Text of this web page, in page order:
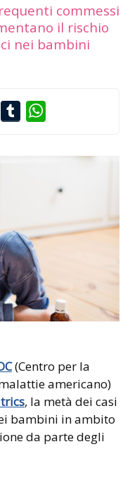
commessi
il rischio
nei bambini
LinkedInTumblr
(Centro per la
americano)
, la metà dei casi
bambini in ambito
da parte degli